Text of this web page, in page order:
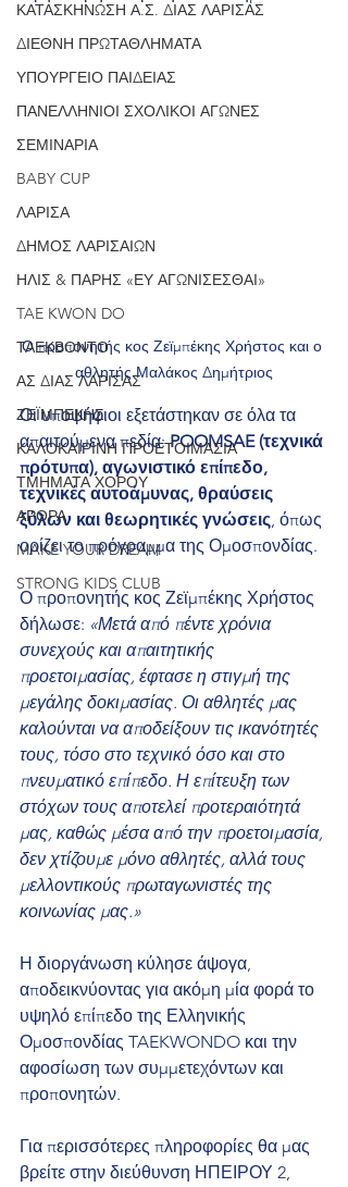
ΚΑΤΑΣΚΗΝΩΣΗ Α.Σ. ΔΙΑΣ ΛΑΡΙΣΑΣ
ΔΙΕΘΝΗ ΠΡΩΤΑΘΛΗΜΑΤΑ
ΥΠΟΥΡΓΕΙΟ ΠΑΙΔΕΙΑΣ
ΠΑΝΕΛΛΗΝΙΟΙ ΣΧΟΛΙΚΟΙ ΑΓΩΝΕΣ
ΣΕΜΙΝΑΡΙΑ
BABY CUP
ΛΑΡΙΣΑ
ΔΗΜΟΣ ΛΑΡΙΣΑΙΩΝ
ΗΛΙΣ & ΠΑΡΗΣ «ΕΥ ΑΓΩΝΙΣΕΣΘΑΙ»
TAE KWON DO
ΤΑΕΚΒΟΝΤΟ
ΑΣ ΔΙΑΣ ΛΑΡΙΣΑΣ
ΖΕΪΜΠΕΚΗΣ
ΚΑΛΟΚΑΙΡΙΝΗ ΠΡΟΕΤΟΙΜΑΣΙΑ
ΤΜΗΜΑΤΑ ΧΟΡΟΥ
ΑΡΘΡΑ
MAKE YOUR DREAM
STRONG KIDS CLUB
Ο προπονητής κος Ζεϊμπέκης Χρήστος και ο
αθλητής Μαλάκος Δημήτριος
Οι υποψήφιοι εξετάστηκαν σε όλα τα
απαιτούμενα πεδία: POOMSAE (τεχνικά
πρότυπα), αγωνιστικό επίπεδο,
τεχνικές αυτοάμυνας, θραύσεις
ξύλων και θεωρητικές γνώσεις, όπως
ορίζει το πρόγραμμα της Ομοσπονδίας.
Ο προπονητής κος Ζεϊμπέκης Χρήστος
δήλωσε: «Μετά από πέντε χρόνια
συνεχούς και απαιτητικής
προετοιμασίας, έφτασε η στιγμή της
μεγάλης δοκιμασίας. Οι αθλητές μας
καλούνται να αποδείξουν τις ικανότητές
τους, τόσο στο τεχνικό όσο και στο
πνευματικό επίπεδο. Η επίτευξη των
στόχων τους αποτελεί προτεραιότητά
μας, καθώς μέσα από την προετοιμασία,
δεν χτίζουμε μόνο αθλητές, αλλά τους
μελλοντικούς πρωταγωνιστές της
κοινωνίας μας.»
Η διοργάνωση κύλησε άψογα,
αποδεικνύοντας για ακόμη μία φορά το
υψηλό επίπεδο της Ελληνικής
Ομοσπονδίας TAEKWONDO και την
αφοσίωση των συμμετεχόντων και
προπονητών.
Για περισσότερες πληροφορίες θα μας
βρείτε στην διεύθυνση ΗΠΕΙΡΟΥ 2,